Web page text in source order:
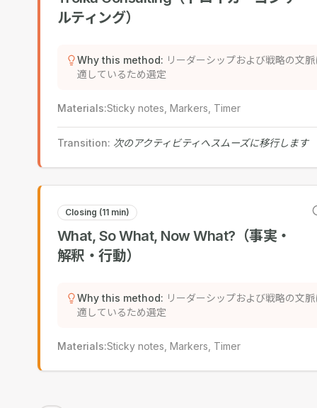
ルティング）
Why this method: リーダーシップおよび戦略の文脈
適しているため選定
Materials:Sticky notes, Markers, Timer
Transition: 次のアクティビティへスムーズに移行します
Closing (11 min)
What, So What, Now What?（事実・
解釈・行動）
Why this method: リーダーシップおよび戦略の文脈
適しているため選定
Materials:Sticky notes, Markers, Timer